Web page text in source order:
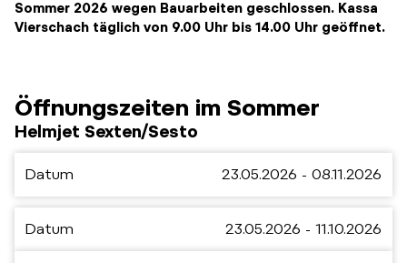
Sommer 2026 wegen Bauarbeiten geschlossen. Kassa
Vierschach täglich von 9.00 Uhr bis 14.00 Uhr geöffnet.
Öffnungszeiten im Sommer
Helmjet Sexten/Sesto
Datum 23.05.2026 - 08.11.2026
Datum 23.05.2026 - 11.10.2026